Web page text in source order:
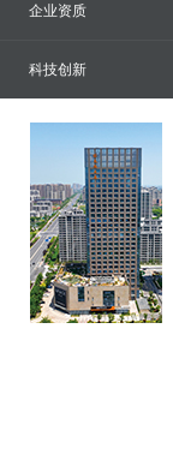
企业资质
科技创新